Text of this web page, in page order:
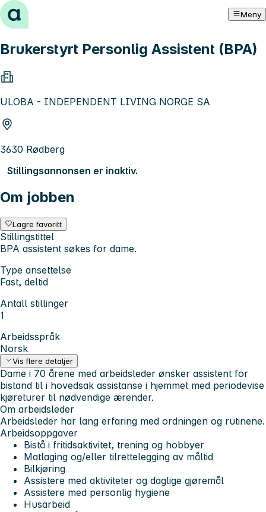
Hopp til innhold Meny
Brukerstyrt Personlig Assistent (BPA)
ULOBA - INDEPENDENT LIVING NORGE SA
3630 Rødberg
Stillingsannonsen er inaktiv.
Om jobben
Lagre favoritt
Stillingstittel
BPA assistent søkes for dame.
Type ansettelse
Fast, deltid
Antall stillinger
1
Arbeidsspråk
Norsk
Vis flere detaljer
Dame i 70 årene med arbeidsleder ønsker assistent for
bistand til i hovedsak assistanse i hjemmet med periodevise
kjøreturer til nødvendige ærender.
Om arbeidsleder
Arbeidsleder har lang erfaring med ordningen og rutinene.
Arbeidsoppgaver
Bistå i fritidsaktivitet, trening og hobbyer
Matlaging og/eller tilrettelegging av måltid
Bilkjøring
Assistere med aktiviteter og daglige gjøremål
Assistere med personlig hygiene
Husarbeid